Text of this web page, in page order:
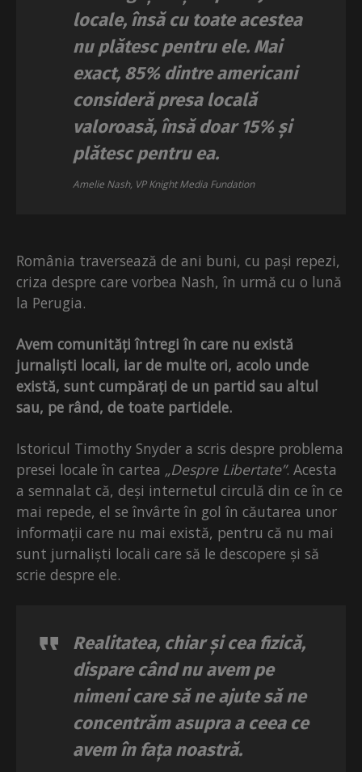
locale, însă cu toate acestea
nu plătesc pentru ele. Mai
exact, 85% dintre americani
consideră presa locală
valoroasă, însă doar 15% și
plătesc pentru ea.
Amelie Nash, VP Knight Media Fundation
România traversează de ani buni, cu pași repezi,
criza despre care vorbea Nash, în urmă cu o lună
la Perugia.
Avem comunități întregi în care nu există
jurnaliști locali, iar de multe ori, acolo unde
există, sunt cumpărați de un partid sau altul
sau, pe rând, de toate partidele.
Istoricul Timothy Snyder a scris despre problema
presei locale în cartea „Despre Libertate”. Acesta
a semnalat că, deși internetul circulă din ce în ce
mai repede, el se învârte în gol în căutarea unor
informații care nu mai există, pentru că nu mai
sunt jurnaliști locali care să le descopere și să
scrie despre ele.
Realitatea, chiar și cea fizică,
dispare când nu avem pe
nimeni care să ne ajute să ne
concentrăm asupra a ceea ce
avem în fața noastră.